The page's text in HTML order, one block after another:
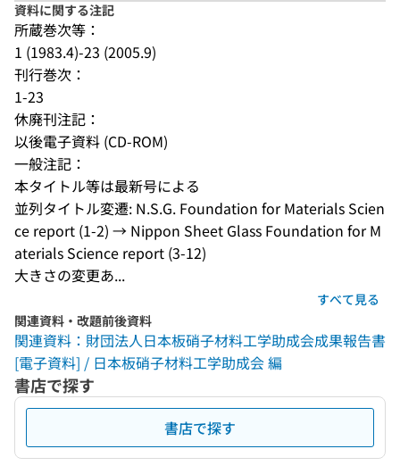
資料に関する注記
所蔵巻次等：
1 (1983.4)-23 (2005.9)
刊行巻次：
1-23
休廃刊注記：
以後電子資料 (CD-ROM)
一般注記：
本タイトル等は最新号による
並列タイトル変遷: N.S.G. Foundation for Materials Scien
ce report (1-2) → Nippon Sheet Glass Foundation for M
aterials Science report (3-12)
大きさの変更あ...
すべて見る
関連資料・改題前後資料
関連資料：財団法人日本板硝子材料工学助成会成果報告書
[電子資料] / 日本板硝子材料工学助成会 編
書店で探す
書店で探す